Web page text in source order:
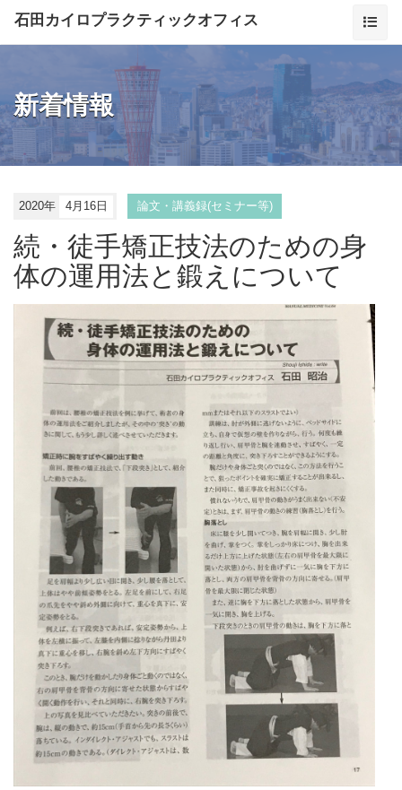
石田カイロプラクティックオフィス
新着情報
2020年 4月16日 論文・講義録(セミナー等)
続・徒手矯正技法のための身
体の運用法と鍛えについて